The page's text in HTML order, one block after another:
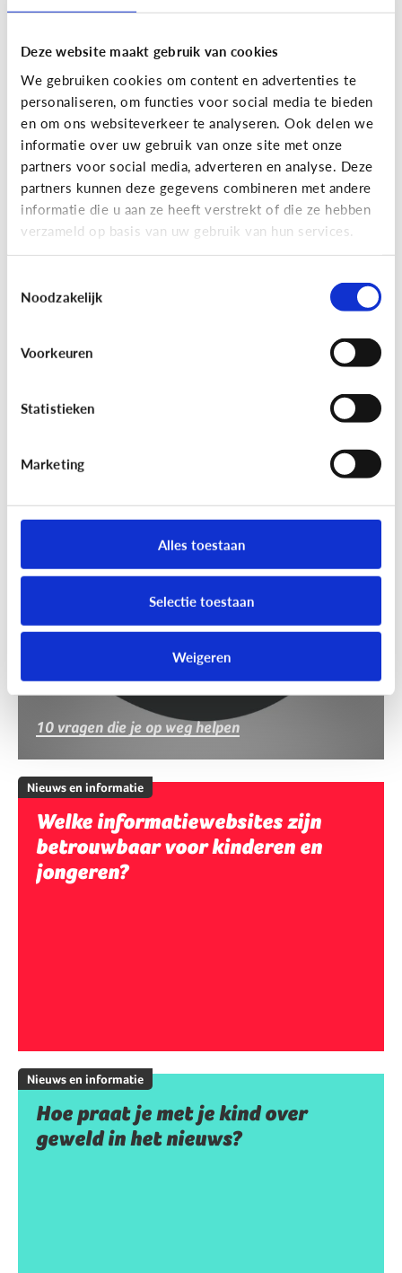
Deze website maakt gebruik van cookies
We gebruiken cookies om content en advertenties te
personaliseren, om functies voor social media te bieden
en om ons websiteverkeer te analyseren. Ook delen we
informatie over uw gebruik van onze site met onze
partners voor social media, adverteren en analyse. Deze
partners kunnen deze gegevens combineren met andere
informatie die u aan ze heeft verstrekt of die ze hebben
verzameld op basis van uw gebruik van hun services.
Noodzakelijk
Voorkeuren
Statistieken
Marketing
Alles toestaan
Selectie toestaan
Weigeren
Nieuws en informatie
7 tips om met je kind te praten
over nieuws
10 vragen die je op weg helpen
Nieuws en informatie
Welke informatiewebsites zijn
betrouwbaar voor kinderen en
jongeren?
Nieuws en informatie
Hoe praat je met je kind over
geweld in het nieuws?